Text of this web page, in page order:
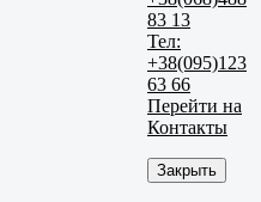
83 13
Тел:
+38(095)123
63 66
Перейти на
Контакты
Закрыть